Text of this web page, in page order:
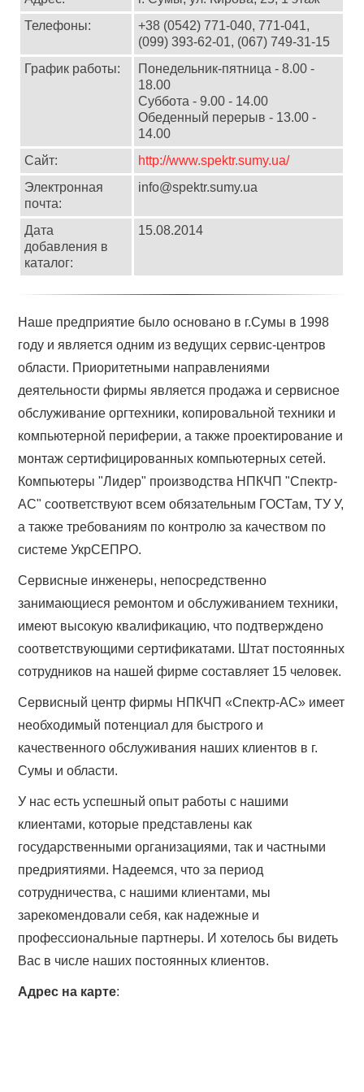
Телефоны:
+38 (0542) 771-040, 771-041,
(099) 393-62-01, (067) 749-31-15
График работы:
Понедельник-пятница - 8.00 -
18.00
Суббота - 9.00 - 14.00
Обеденный перерыв - 13.00 -
14.00
Сайт:
http://www.spektr.sumy.ua/
Электронная
почта:
info@spektr.sumy.ua
Дата
добавления в
каталог:
15.08.2014
Наше предприятие было основано в г.Сумы в 1998
году и является одним из ведущих сервис-центров
области. Приоритетными направлениями
деятельности фирмы является продажа и сервисное
обслуживание оргтехники, копировальной техники и
компьютерной периферии, а также проектирование и
монтаж сертифицированных компьютерных сетей.
Компьютеры "Лидер" производства НПКЧП "Спектр-
АС" соответствуют всем обязательным ГОСТам, ТУ У,
а также требованиям по контролю за качеством по
системе УкрСЕПРО.
Сервисные инженеры, непосредственно
занимающиеся ремонтом и обслуживанием техники,
имеют высокую квалификацию, что подтверждено
соответствующими сертификатами. Штат постоянных
сотрудников на нашей фирме составляет 15 человек.
Сервисный центр фирмы НПКЧП «Спектр-АС» имеет
необходимый потенциал для быстрого и
качественного обслуживания наших клиентов в г.
Сумы и области.
У нас есть успешный опыт работы с нашими
клиентами, которые представлены как
государственными организациями, так и частными
предриятиями. Надеемся, что за период
сотрудничества, с нашими клиентами, мы
зарекомендовали себя, как надежные и
профессиональные партнеры. И хотелось бы видеть
Вас в числе наших постоянных клиентов.
Адрес на карте: